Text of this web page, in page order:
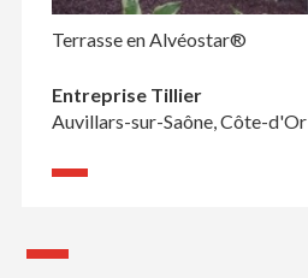
Terrasse en Alvéostar®
Entreprise Tillier
Auvillars-sur-Saône, Côte-d'Or